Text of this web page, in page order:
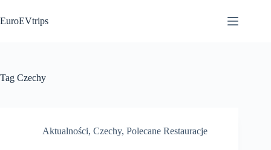
do
treści
EuroEVtrips
Tag Czechy
Aktualności, Czechy, Polecane Restauracje